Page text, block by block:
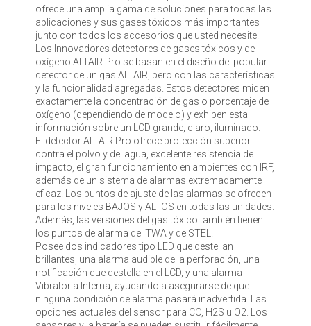
ofrece una amplia gama de soluciones para todas las
aplicaciones y sus gases tóxicos más importantes
junto con todos los accesorios que usted necesite.
Los Innovadores detectores de gases tóxicos y de
oxígeno ALTAIR Pro se basan en el diseño del popular
detector de un gas ALTAIR, pero con las características
y la funcionalidad agregadas. Estos detectores miden
exactamente la concentración de gas o porcentaje de
oxígeno (dependiendo de modelo) y exhiben esta
información sobre un LCD grande, claro, iluminado.
El detector ALTAIR Pro ofrece protección superior
contra el polvo y del agua, excelente resistencia de
impacto, el gran funcionamiento en ambientes con IRF,
además de un sistema de alarmas extremadamente
eficaz. Los puntos de ajuste de las alarmas se ofrecen
para los niveles BAJOS y ALTOS en todas las unidades.
Además, las versiones del gas tóxico también tienen
los puntos de alarma del TWA y de STEL.
Posee dos indicadores tipo LED que destellan
brillantes, una alarma audible de la perforación, una
notificación que destella en el LCD, y una alarma
Vibratoria Interna, ayudando a asegurarse de que
ninguna condición de alarma pasará inadvertida. Las
opciones actuales del sensor para CO, H2S u O2. Los